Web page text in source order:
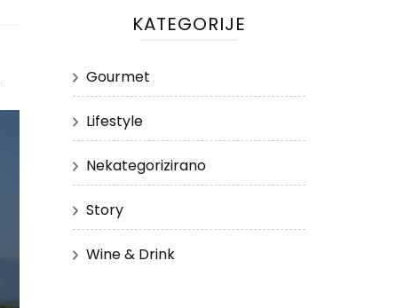
KATEGORIJE
Gourmet
Lifestyle
Nekategorizirano
Story
Wine & Drink